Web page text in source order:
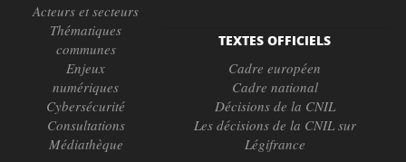
Acteurs et secteurs
Thématiques
communes
Enjeux
numériques
Cybersécurité
Consultations
Médiathèque
TEXTES OFFICIELS
Cadre européen
Cadre national
Décisions de la CNIL
Les décisions de la CNIL sur
Légifrance